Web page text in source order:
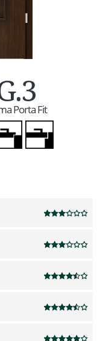
Porta Fit